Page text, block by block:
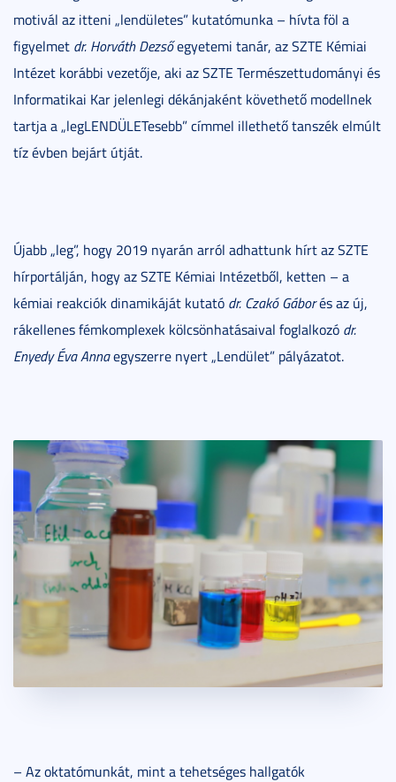
motivál az itteni „lendületes” kutatómunka – hívta föl a
figyelmet dr. Horváth Dezsőegyetemi tanár, az SZTE Kémiai
Intézet korábbi vezetője, aki az SZTE Természettudományi és
Informatikai Kar jelenlegi dékánjaként követhető modellnek
tartja a „legLENDÜLETesebb” címmel illethető tanszék elmúlt
tíz évben bejárt útját.
Újabb „leg”, hogy 2019 nyarán arról adhattunk hírt az SZTE
hírportálján, hogy az SZTE Kémiai Intézetből, ketten – a
kémiai reakciók dinamikáját kutató dr. Czakó Gáborés az új,
rákellenes fémkomplexek kölcsönhatásaival foglalkozó dr.
Enyedy Éva Annaegyszerre nyert „Lendület” pályázatot.
– Az oktatómunkát, mint a tehetséges hallgatók